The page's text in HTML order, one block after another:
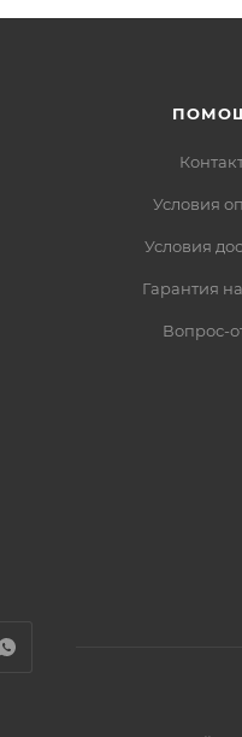
Условия
Условия
Гарантия
Вопрос-